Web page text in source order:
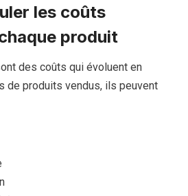
les coûts
produit
des coûts qui évoluent en
de produits vendus, ils peuvent